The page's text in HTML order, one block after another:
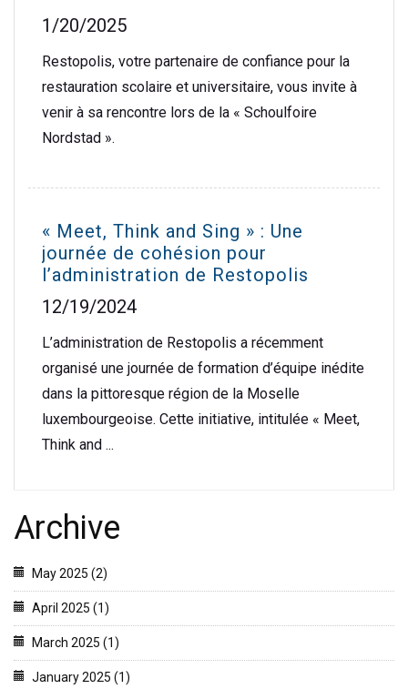
1/20/2025
Restopolis, votre partenaire de confiance pour la
restauration scolaire et universitaire, vous invite à
venir à sa rencontre lors de la « Schoulfoire
Nordstad ».
« Meet, Think and Sing » : Une
journée de cohésion pour
l’administration de Restopolis
12/19/2024
L’administration de Restopolis a récemment
organisé une journée de formation d’équipe inédite
dans la pittoresque région de la Moselle
luxembourgeoise. Cette initiative, intitulée « Meet,
Think and ...
Archive
May 2025 (2)
April 2025 (1)
March 2025 (1)
January 2025 (1)